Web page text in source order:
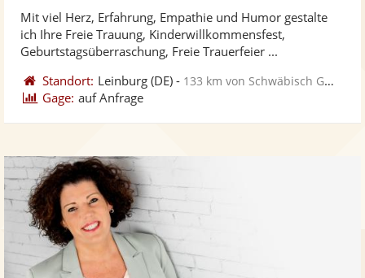
Fotos
5
Mit viel Herz, Erfahrung, Empathie und Humor gestalte
ich Ihre Freie Trauung, Kinderwillkommensfest,
Geburtstagsüberraschung, Freie Trauerfeier ...
Standort: Leinburg (DE) - 133 km von Schwäbisch Gmünd
Gage: auf Anfrage